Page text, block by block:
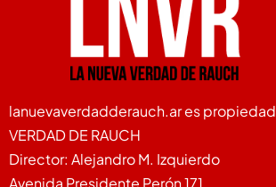
lanuevaverdadderauch.ar es propiedad
VERDAD DE RAUCH
Director: Alejandro M. Izquierdo
Avenida Presidente Perón 171